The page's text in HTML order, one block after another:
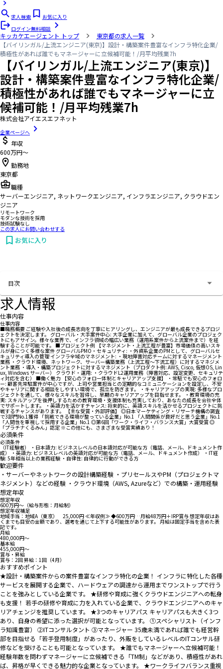
求人検索
お気に入り
ログイン無料相談
キッカケエージェント トップ
東京都の求人一覧
【バイリンガル/上流エンジニア(東京)】設計・構築案件豊富なインフラ特化企業/
積極性があれば誰でもマネージャーに立候補可能！/月平均残業7h
【バイリンガル/上流エンジニア(東京)】
設計・構築案件豊富なインフラ特化企業/
積極性があれば誰でもマネージャーに立
候補可能！/月平均残業7h
株式会社アイエスエフネット
企業ページへ
年収
600万円〜
勤務地
東京都
職種
サーバーエンジニア, ネットワークエンジニア, インフラエンジニア, クラウドエン
ジニア
リモートワーク
モダンな技術を採用
技術試験なし
この求人にお問い合わせする
お気に入り
目次
求人情報
仕事内容
仕事内容
■職務概要 ご経験や入社後の成長志向を丁寧にヒアリングし、エンジニアが最も成長できるプロジ
ェクトを決定します。 グローバル・大手案件中心: 大手企業に加えて、グローバル企業のプロジェク
トにもアサイン。様々な業界で、インフラ領域の幅広い業務（運用系案件から上流案件まで）を経
験することが可能です。 ■プロジェクト例 【マネジメント・上流工程が豊富】市場価値の高いスキ
ルが身につく多様な案件 グローバルPMO・セキュリティ: ・外資系企業のPMとして、グローバルセ
キュリティ導入の管理 インフラ全域のマネジメント: ・現地障害対応チームに対するマネージメント
業務 ・クラウド環境、ネットワーク、サーバー構築業務（上流工程〜下流工程）に対するマネジメ
ント業務 ・導入・構築プロジェクトに対するマネジメント（プロダクト例: AWS, Cisco, 仮想OS, Lin
ux, Windows サーバー） クラウド・運用: ・クラウドL2運用業務（障害対応、設定変更、セキュリテ
ィ対応を含む） ■働く魅力 【安心のフォロー体制とキャリアアップ支援】 ・常駐でも安心のフォロ
ー: 顧客先常駐案件が中心ですが、上司や営業担当との定期的なコミュニケーションを設定し、不安
やキャリアに関する相談をしやすい環境で、孤立を防ぎます。 ・キャリアアップの実現: 多様なプロ
ジェクトを通して、様々なスキルを習得し、早期のキャリアアップを目指せます。 ・教育環境の充
実: スキルアップを後押しするための教育環境・支援体制も充実しており、あなたの成長を会社全体
でサポートします。 ・英語力を活かすチャンス: 将来的に、英語スキルを活かせるプロジェクトに挑
戦するチャンスがあります。 【主な受賞・外部評価】 ◎日本マーケティング・リサーチ機構の調査
で3部門No.1獲得 「挑戦できる環境が整っている企業」No.1 「人間関係が良好だと思う企業」No.1
「人間性を重視して採用する企業」No.1 ◎第6回「ワーク・ライフ・バランス大賞」大賞受賞 ◎
「プラチナくるみん」認定 ※この他にも、さまざまな受賞実績あり！
必須条件
必須条件
（IT経験者） ・日本語力: ビジネスレベルの日本語対応が可能な方（電話、メール、ドキュメント作
成） ・英語力: ビジネスレベルの英語対応が可能な方（電話、メール、ドキュメント作成） ・IT経
験: 5年相当以上の業務経験 ・自律性: 自律的に行動ができる方
歓迎要件
・サーバーやネットワークの設計構築経験 ・プリセールスやPM（プロジェクトマ
ネジメント）などの経験 ・クラウド環境（AWS, Azureなど）での構築・運用経験
想定年収
想定年収
600万円〜（給与形態：月給制）
想定年収補足
地域手当：地域A（東京） 25,000円 ≪年収例≫ ◆600万円…月給48万円＋IRP賞与 想定年収はあ
くまでも目安の金額であり、選考を通じて上下する可能性があります。 月給は固定手当を含めた表
記です。
月給
480,000円〜
基本給
455,000円〜
賞与・昇給
賞与：2回 昇給：1回（4月）
おすすめポイント
★設計・構築案件からの案件豊富なインフラ特化の企業！ インフラに特化した各種
サービスを展開する企業で、ハードウェアの調達から運用までワンストップで行う
ことを強みとしている企業です。 ★研修や育成に強くクラウドエンジニアへの転身
も支援！ 若手の研修や育成に力を入れている企業で、クラウドエンジニアへのキャ
リアチェンジを推奨しています。 ★3つのキャリアパス キャリアパスも大きく3つ
あり、自身の希望に添った選択が可能となっています。 ①スペシャリスト（インフ
ラ知識豊富） ②ITコンサルタント ③マネージャー 35歳未満であれば誰でも経営幹
部を目指せる「若手登用制度」があったり、外販をしているレベルのITコンサル研
修などを受けることも可能となっています。 ★誰でもマネージャーへ立候補可能！
経験年数を問わずマネージャーに立候補できる「TM制」などがあり、積極性があれ
ば、昇格が早くできる魅力的な企業となっています。 ★ワークライフバランス重視